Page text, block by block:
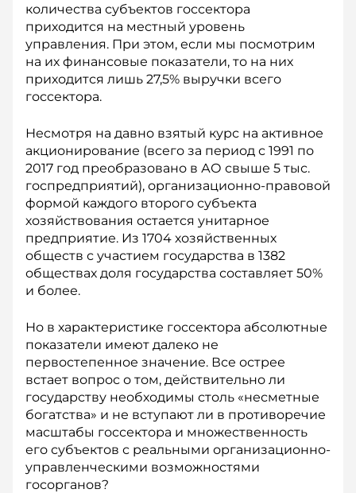
количества субъектов госсектора
приходится на местный уровень
управления. При этом, если мы посмотрим
на их финансовые показатели, то на них
приходится лишь 27,5% выручки всего
госсектора.
Несмотря на давно взятый курс на активное
акционирование (всего за период с 1991 по
2017 год преобразовано в АО свыше 5 тыс.
гос­предприятий), организационно-­пра­вовой
формой каждого второго субъекта
хозяйствования остается унитарное
предприятие. Из 1704 хозяйственных
обществ с участием государства в 1382
обществах доля государства составляет 50%
и более.
Но в характеристике госсектора абсолютные
показатели имеют далеко не
первостепенное значение. Все острее
встает вопрос о том, действительно ли
государству необходимы столь «несметные
богатства» и не вступают ли в противоречие
масштабы госсектора и множественность
его субъектов с реальными организационно-
управленческими возможностями
госорганов?